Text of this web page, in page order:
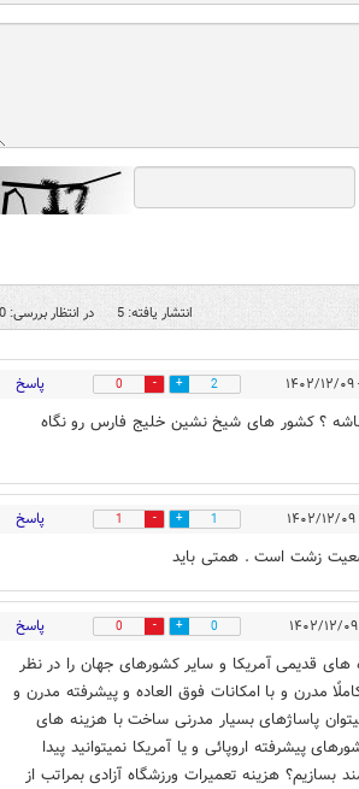
انتشار یافته: 5 در انتظار بررسی: 0
2
0 پاسخ
؟ کشور های شیخ نشین خلیج فارس رو نگاه
1
1 پاسخ
زشت است . همتی باید
0
0 پاسخ
هاى قديمى آمريكا و ساير كشورهاى جهان را در نظر
مدرن و با امكانات فوق العاده و پيشرفته مدرن و
پاساژهاى بسيار مدرنى ساخت با هزينه هاى
پيشرفته اروپائى و يا آمريكا نميتوانيد پيدا
بسازيم؟ هزينه تعميرات ورزشگاه آزادى بمراتب از